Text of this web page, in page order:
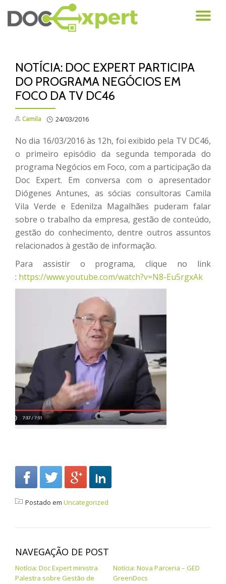
Pular
NOTÍCIA: DOC EXPERT PARTICIPA
DO PROGRAMA NEGÓCIOS EM
FOCO DA TV DC46
Camila 24/03/2016
No dia 16/03/2016 às 12h, foi exibido pela TV DC46,
o primeiro episódio da segunda temporada do
programa Negócios em Foco, com a participação da
Doc Expert. Em conversa com o apresentador
Diógenes Antunes, as sócias consultoras Camila
Vila Verde e Edenilza Magalhães puderam falar
sobre o trabalho da empresa, gestão de conteúdo,
gestão do conhecimento, dentre outros assuntos
relacionados à gestão de informação.
Para assistir o programa, clique no link
: https://www.youtube.com/watch?v=N8-Eu5rgxAk
Postado em Uncategorized
NAVEGAÇÃO DE POST
Notícia: Doc Expert ministra
Palestra sobre Gestão de
Notícia: Nova Parceria – GED
GreenDocs